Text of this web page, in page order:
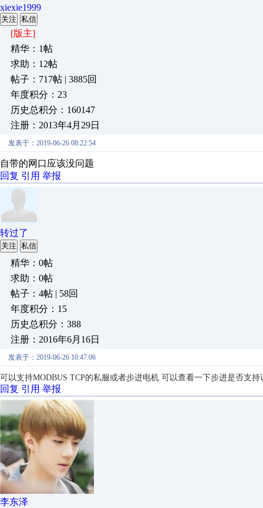
xiexie1999
关注 私信
[版主]
精华：1帖
求助：12帖
帖子：717帖 | 3885回
年度积分：23
历史总积分：160147
注册：2013年4月29日
发表于：2019-06-26 08:22:54
自带的网口应该没问题
回复 引用 举报
转过了
关注 私信
精华：0帖
求助：0帖
帖子：4帖 | 58回
年度积分：15
历史总积分：388
注册：2016年6月16日
发表于：2019-06-26 10:47:06
可以支持MODBUS TCP的私服或者步进电机 可以查看一下步进是否支
回复 引用 举报
李东泽